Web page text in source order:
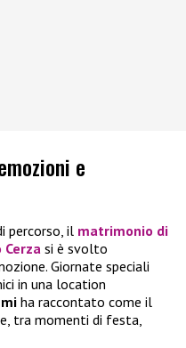
e
percorso, il matrimonio di
si è svolto
Giornate speciali
in una location
ha raccontato come il
tra momenti di festa,